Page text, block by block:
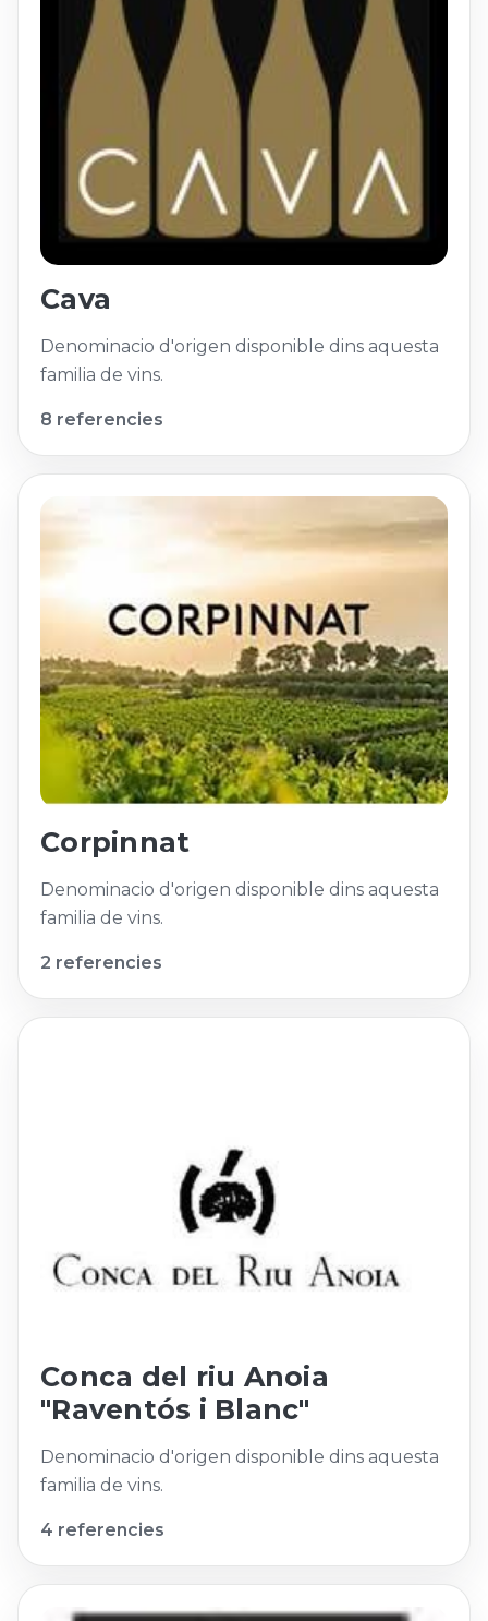
Cava
Denominacio d'origen disponible dins aquesta
familia de vins.
8 referencies
Corpinnat
Denominacio d'origen disponible dins aquesta
familia de vins.
2 referencies
Conca del riu Anoia
"Raventós i Blanc"
Denominacio d'origen disponible dins aquesta
familia de vins.
4 referencies